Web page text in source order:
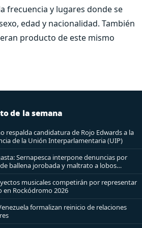
frecuencia y lugares donde se
edad y nacionalidad. También
producto de este mismo
de la semana
respalda candidatura de Rojo Edwards a la
de la Unión Interparlamentaria (UIP)
Sernapesca interpone denuncias por
ballena jorobada y maltrato a lobos
musicales competirán por representar
en Rockódromo 2026
formalizan reinicio de relaciones